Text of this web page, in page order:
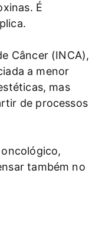
É
Câncer (INCA),
a menor
mas
de processos
também no